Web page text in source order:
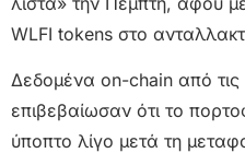
WLFI tokens στο
Δεδομένα on-chain από τις
επιβεβαίωσαν ότι το
ύποπτο λίγο μετά τη